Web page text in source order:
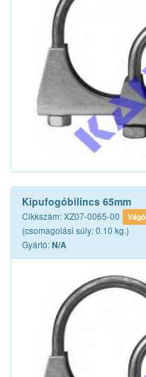
Kipufogóbilincs 65mm
Cikkszám: XZ07-0065-00
(csomagolási súly: 0.10 kg.)
Gyártó:N/A